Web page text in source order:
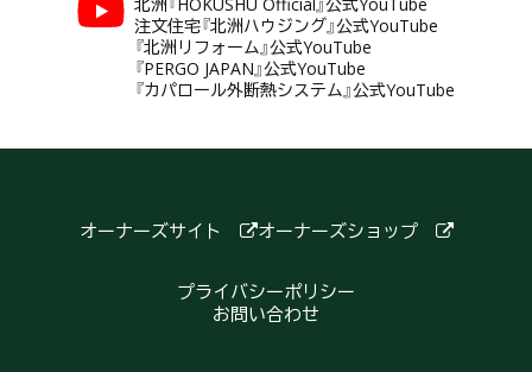
北洲『HOKUSHU Official』公式YouTube
注文住宅『北洲ハウジング』公式YouTube
『北洲リフォーム』公式YouTube
『PERGO JAPAN』公式YouTube
『カパロール外断熱システム』公式YouTube
オーナーズサイト オーナーズショップ
プライバシーポリシー
お問い合わせ